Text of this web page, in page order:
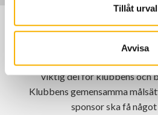
Tillåt urval
Avvisa
Vill du bil
viktig del för klubbens och
Klubbens gemensamma
sponsor ska få